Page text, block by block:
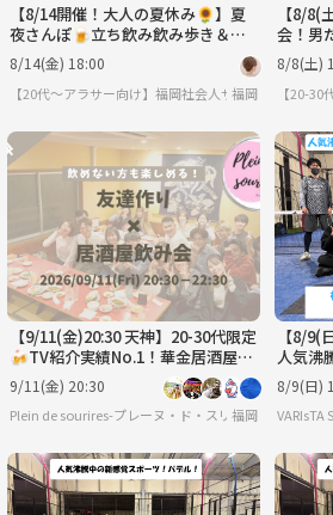
【8/14開催！大人の夏休み🌻】夏
夜さんぽ🍺立ち飲み飲み歩き＆花
火🎇
8/14(金) 18:00
【20代〜アラサー向け】福岡社会人サークル 天神
福岡
【8/8(
会！男
べよう
8/8(土)
【20-
【9/11(金)20:30 天神】20-30代限定
🍻TV紹介実績No.1！華金居酒屋飲
み会で友達作り／満席続出！
9/11(金) 20:30
Plein de sourires-プレーヌ・ド・スリール-【20代/30
福岡
【8/9(
人気沸
ル！【
迎】
8/9(日)